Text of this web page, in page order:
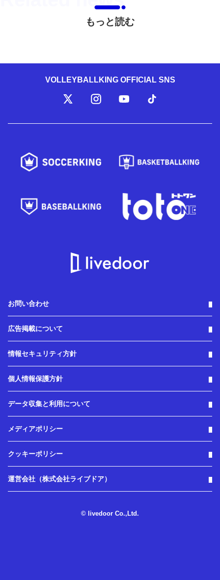
もっと読む
VOLLEYBALLKING OFFICIAL SNS
お問い合わせ
広告掲載について
情報セキュリティ方針
個人情報保護方針
データ収集と利用について
メディアポリシー
クッキーポリシー
運営会社（株式会社ライブドア）
© livedoor Co.,Ltd.